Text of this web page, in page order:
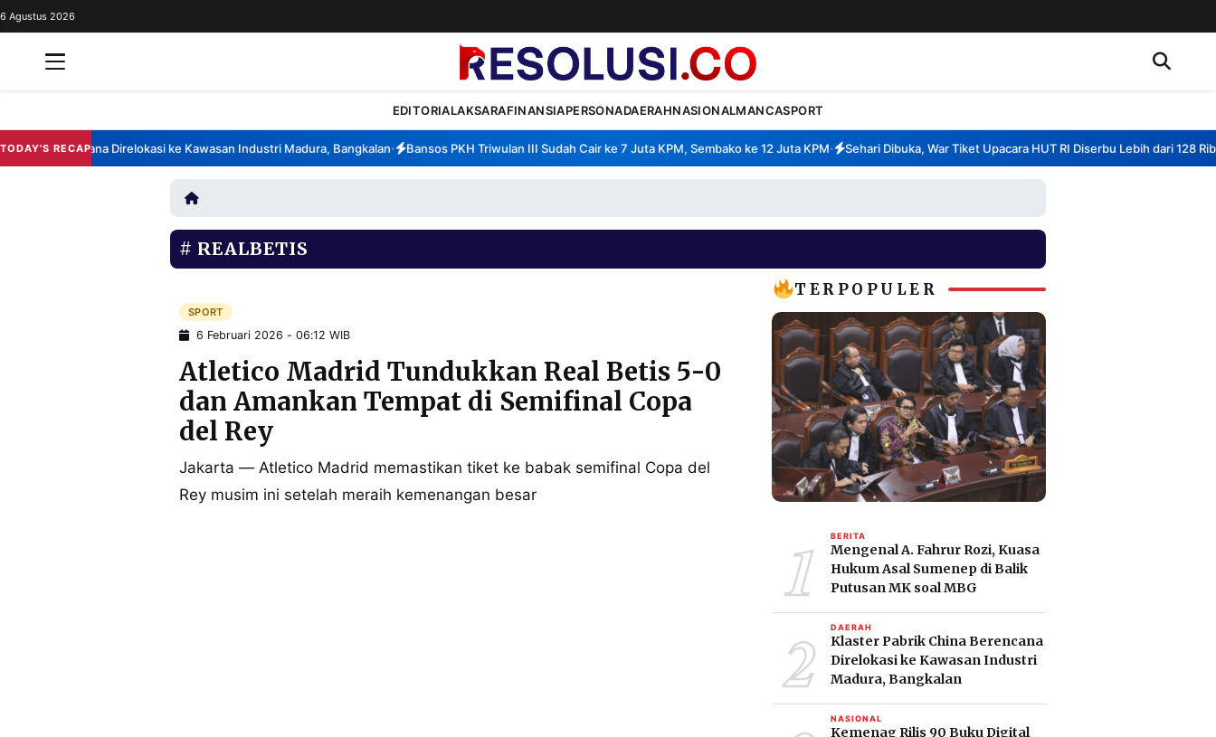
REDAKSI
PERSONA
TULISAN
6 Agustus 2026
EDITORIALAKSARAFINANSIAPERSONADAERAHNASIONALMANCASPORT
TODAY'S RECAP
Berencana Direlokasi ke Kawasan Industri Madura, Bangkalan• Bansos PKH Triwulan III Sudah Cair ke 7 Juta KPM, Sembako ke 12 Juta KPM• Sehari Dibuka, War Tiket Upacara HUT RI Diserbu Lebih dari 128 Ribu
REALBETIS
SPORT
6 Februari 2026 - 06:12 WIB
Atletico Madrid Tundukkan Real Betis 5-0
dan Amankan Tempat di Semifinal Copa
del Rey
Jakarta — Atletico Madrid memastikan tiket ke babak semifinal Copa del
Rey musim ini setelah meraih kemenangan besar
TERPOPULER
1 BERITA
Mengenal A. Fahrur Rozi, Kuasa
Hukum Asal Sumenep di Balik
Putusan MK soal MBG
2 DAERAH
Klaster Pabrik China Berencana
Direlokasi ke Kawasan Industri
Madura, Bangkalan
NASIONAL
Kemenag Rilis 90 Buku Digital